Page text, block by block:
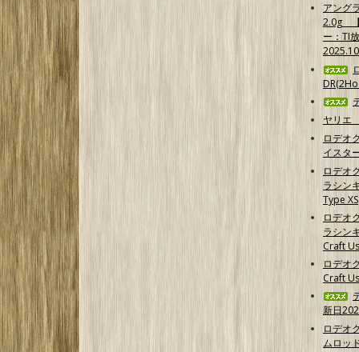
アング
2.0g 【
ー：TI
ヤリエ
ロデオ
イスタ
ロデオ
ラシン
Type XS
ロデオ
ラシン
Craft
ロデオ
Craft
新日
ロデオ
ムロッ